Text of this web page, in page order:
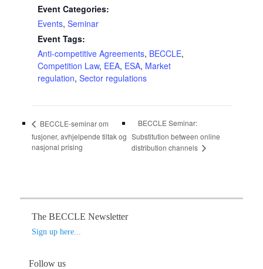
Event Categories:
Events, Seminar
Event Tags:
Anti-competitive Agreements, BECCLE,
Competition Law, EEA, ESA, Market
regulation, Sector regulations
BECCLE-seminar om
fusjoner, avhjelpende tiltak og
nasjonal prising
BECCLE Seminar:
Substitution between online
distribution channels
The BECCLE Newsletter
Sign up here...
Follow us